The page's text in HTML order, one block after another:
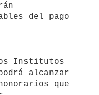
del pago
Institutos
alcanzar
que